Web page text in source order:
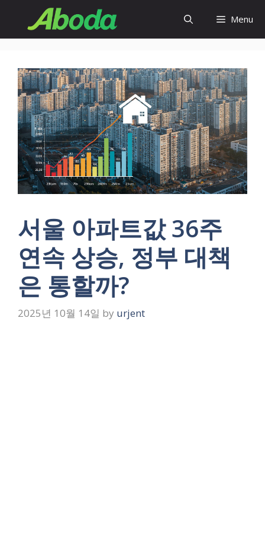
content
Menu
서울 아파트값 36주
연속 상승, 정부 대책
은 통할까?
2025년 10월 14일 by urjent